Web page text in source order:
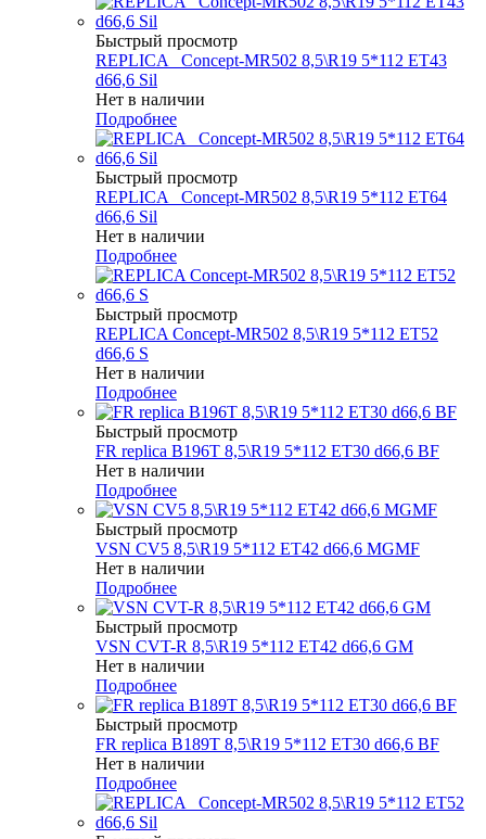
Быстрый просмотр
REPLICA _Concept-MR502 8,5\R19 5*112 ET43
d66,6 Sil
Нет в наличии
Подробнее
Быстрый просмотр
REPLICA _Concept-MR502 8,5\R19 5*112 ET64
d66,6 Sil
Нет в наличии
Подробнее
Быстрый просмотр
REPLICA Concept-MR502 8,5\R19 5*112 ET52
d66,6 S
Нет в наличии
Подробнее
Быстрый просмотр
FR replica B196T 8,5\R19 5*112 ET30 d66,6 BF
Нет в наличии
Подробнее
Быстрый просмотр
VSN CV5 8,5\R19 5*112 ET42 d66,6 MGMF
Нет в наличии
Подробнее
Быстрый просмотр
VSN CVT-R 8,5\R19 5*112 ET42 d66,6 GM
Нет в наличии
Подробнее
Быстрый просмотр
FR replica B189T 8,5\R19 5*112 ET30 d66,6 BF
Нет в наличии
Подробнее